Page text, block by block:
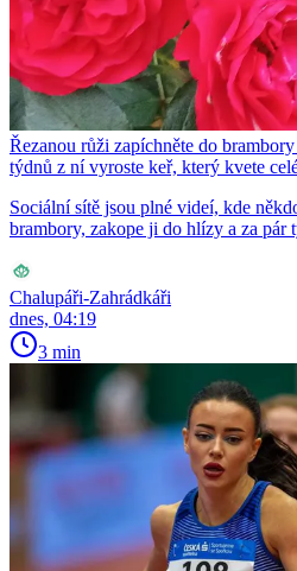
Řezanou růži zapíchněte do
týdnů z ní vyroste keř, který kvete
Sociální sítě jsou plné videí, kde
brambory, zakope ji do hlízy a za pár
Chalupáři-Zahrádkáři
dnes, 04:19
3 min